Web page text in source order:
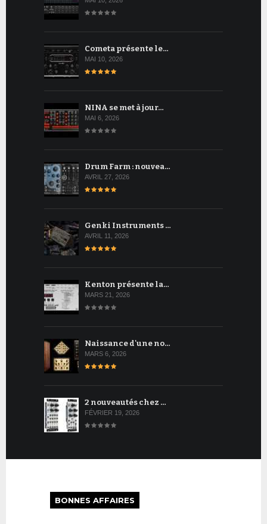
Cometa présente le…
MAI 10, 2026
NINA se met à jour…
MAI 6, 2026
Drum Farm : nouvea…
AVRIL 27, 2026
Genki Instruments …
AVRIL 11, 2026
Kenton présente la…
MARS 21, 2026
Naissance d'une no…
MARS 6, 2026
2 nouveautés chez …
FÉVRIER 19, 2026
BONNES AFFAIRES